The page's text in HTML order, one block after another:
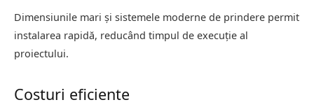
Dimensiunile mari și sistemele moderne de prindere permit
instalarea rapidă, reducând timpul de execuție al
proiectului.
Costuri eficiente